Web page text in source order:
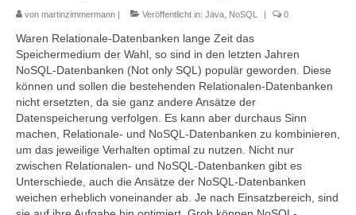
von martinzimmermann | Veröffentlicht in: Java NoSQL | 0
Waren Relationale-Datenbanken lange Zeit das
Speichermedium der Wahl, so sind in den letzten Jahren
NoSQL-Datenbanken (Not only SQL) populär geworden. Diese
können und sollen die bestehenden Relationalen-Datenbanken
nicht ersetzten, da sie ganz andere Ansätze der
Datenspeicherung verfolgen. Es kann aber durchaus Sinn
machen, Relationale- und NoSQL-Datenbanken zu kombinieren,
um das jeweilige Verhalten optimal zu nutzen. Nicht nur
zwischen Relationalen- und NoSQL-Datenbanken gibt es
Unterschiede, auch die Ansätze der NoSQL-Datenbanken
weichen erheblich voneinander ab. Je nach Einsatzbereich, sind